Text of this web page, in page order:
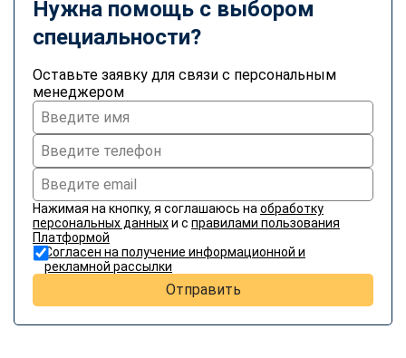
Нужна помощь с выбором
специальности?
Оставьте заявку для связи с персональным
менеджером
Нажимая на кнопку, я соглашаюсь на обработку
персональных данныхи с правилами пользования
Платформой
Согласен на получение информационной и
рекламной рассылки
Отправить